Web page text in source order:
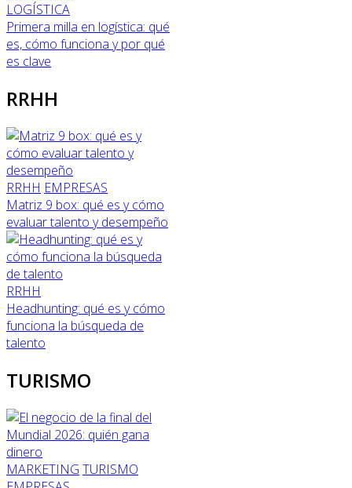
LOGÍSTICA
Primera milla en logística: qué
es, cómo funciona y por qué
es clave
RRHH
RRHH EMPRESAS
Matriz 9 box: qué es y cómo
evaluar talento y desempeño
RRHH
Headhunting: qué es y cómo
funciona la búsqueda de
talento
TURISMO
MARKETING TURISMO